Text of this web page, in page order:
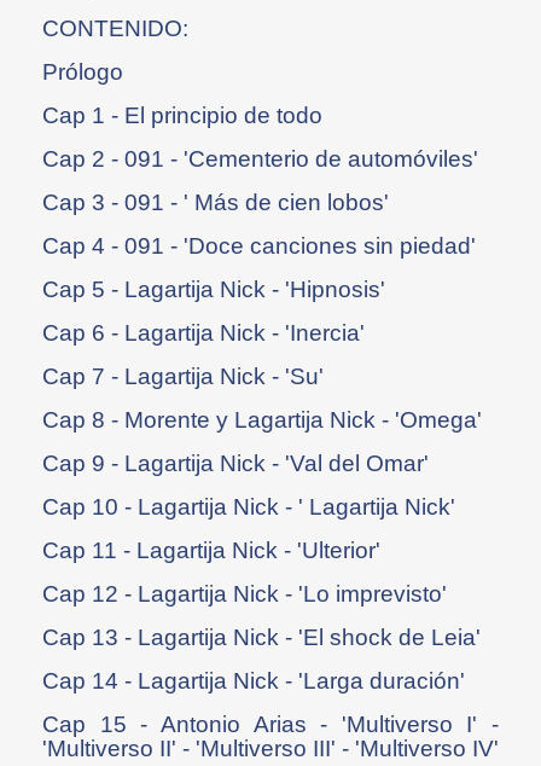
CONTENIDO:
Prólogo
Cap 1 - El principio de todo
Cap 2 - 091 - 'Cementerio de automóviles'
Cap 3 - 091 - ' Más de cien lobos'
Cap 4 - 091 - 'Doce canciones sin piedad'
Cap 5 - Lagartija Nick - 'Hipnosis'
Cap 6 - Lagartija Nick - 'Inercia'
Cap 7 - Lagartija Nick - 'Su'
Cap 8 - Morente y Lagartija Nick - 'Omega'
Cap 9 - Lagartija Nick - 'Val del Omar'
Cap 10 - Lagartija Nick - ' Lagartija Nick'
Cap 11 - Lagartija Nick - 'Ulterior'
Cap 12 - Lagartija Nick - 'Lo imprevisto'
Cap 13 - Lagartija Nick - 'El shock de Leia'
Cap 14 - Lagartija Nick - 'Larga duración'
Cap 15 - Antonio Arias - 'Multiverso I' -
'Multiverso II' - 'Multiverso III' - 'Multiverso IV'